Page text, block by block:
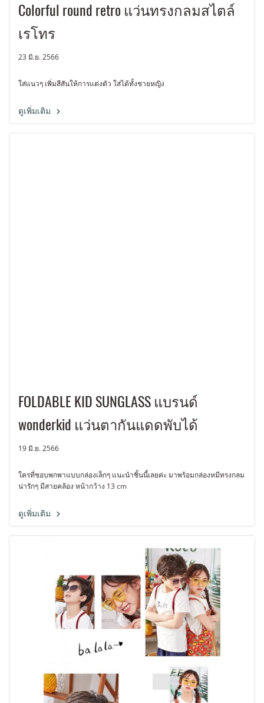
Colorful round retro แว่นทรงกลมสไตล์
เรโทร
23 มิ.ย. 2566
ใส่แนวๆ เพิ่มสีสันให้การแต่งตัว ใส่ได้ทั้งชายหญิง
ดูเพิ่มเติม
FOLDABLE KID SUNGLASS แบรนด์
wonderkid แว่นตากันแดดพับได้
19 มิ.ย. 2566
ใครที่ชอบพกพาแบบกล่องเล็กๆ แนะนำชิ้นนี้เลยค่ะ มาพร้อมกล่องหมีทรงกลม
น่ารักๆ มีสายคล้อง หน้ากว้าง 13 cm
ดูเพิ่มเติม